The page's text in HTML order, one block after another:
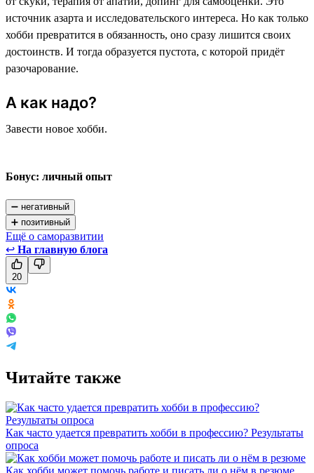
источник азарта и исследовательского интереса. Но как только
хобби превратится в обязанность, оно сразу лишится своих
достоинств. И тогда образуется пустота, с которой придёт
разочарование.
А как надо?
Завести новое хобби.
Бонус: личный опыт
➖ негативный
➕ позитивный
Ещё о саморазвитии
↩ На главную блога
20
Читайте также
Как часто удается превратить хобби в профессию? Результаты
опроса
Как хобби может помочь работе и писать ли о нём в резюме